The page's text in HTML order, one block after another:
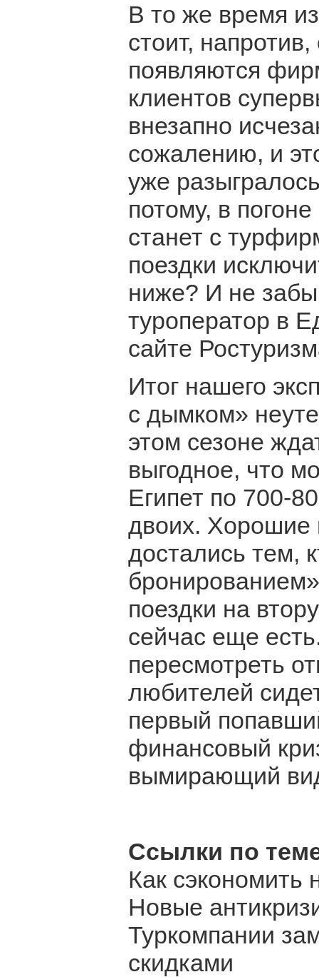
В то же время
стоит,
появляются
клиентов
внезапно
сожалению, и
уже
потому, в
станет с
поездки
ниже? И не
туроператор в
сайте
Итог нашего
с дымком»
этом сезоне
выгодное, что
Египет по 700-
двоих. Хорошие
достались тем,
поездки на
сейчас еще
пересмотреть
любителей
первый
финансовый
вымирающий
Ссылки по
Как сэкономить
Новые
Туркомпании
скидками